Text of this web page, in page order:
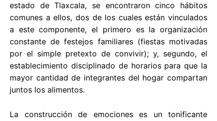
estado de Tlaxcala, se encontraron cinco hábitos
comunes a ellos, dos de los cuales están vinculados
a este componente, el primero es la organización
constante de festejos familiares (fiestas motivadas
por el simple pretexto de convivir); y, segundo, el
establecimiento disciplinado de horarios para que la
mayor cantidad de integrantes del hogar compartan
juntos los alimentos.
La construcción de emociones es un tonificante